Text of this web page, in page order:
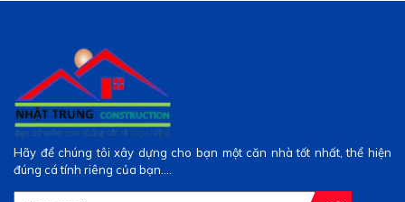
Hãy để chúng tôi xây dựng cho bạn một căn nhà tốt nhất, thể hiện
đúng cá tính riêng của bạn....